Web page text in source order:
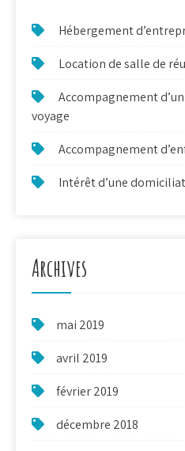
Hébergement
Location de salle de
Accompagnement
voyage
Accompagnement
Intérêt d’une
Archives
mai 2019
avril 2019
février 2019
décembre 2018